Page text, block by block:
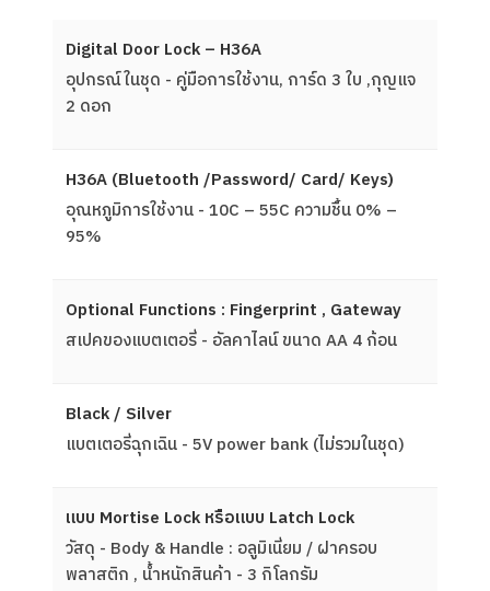
Digital Door Lock – H36A
อุปกรณ์ในชุด - คู่มือการใช้งาน, การ์ด 3 ใบ ,กุญแจ
2 ดอก
H36A (Bluetooth /Password/ Card/ Keys)
อุณหภูมิการใช้งาน - 10C – 55C ความชื้น 0% –
95%
Optional Functions : Fingerprint , Gateway
สเปคของแบตเตอรี่ - อัลคาไลน์ ขนาด AA 4 ก้อน
Black / Silver
แบตเตอรี่ฉุกเฉิน - 5V power bank (ไม่รวมในชุด)
แบบ Mortise Lock หรือแบบ Latch Lock
วัสดุ - Body & Handle : อลูมิเนี่ยม / ฝาครอบ
พลาสติก , น้ำหนักสินค้า - 3 กิโลกรัม